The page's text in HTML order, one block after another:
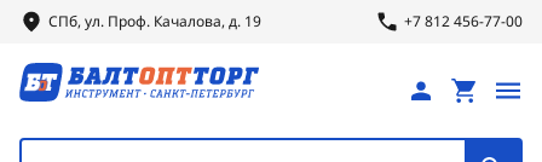
СПб, ул. Проф. Качалова, д. 19 +7 812 456-77-00